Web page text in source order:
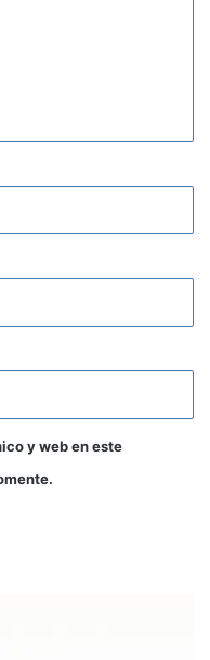
y web en este